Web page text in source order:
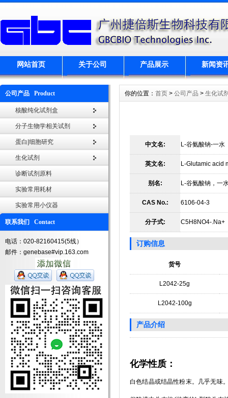
网站首页 关于公司 产品展示 新闻资
公司产品 Product
核酸纯化试剂盒
分子生物学相关试剂
蛋白|细胞研究
生化试剂
诊断试剂原料
实验常用耗材
实验常用小仪器
联系我们 Contact
电话：020-82160415(5线）
邮件：genebase#vip.163.com
你的位置： 首页 > 公司产品 > 生化试
中文名: L-谷氨酸钠-一水
英文名: L-Glutamic acid
别名: L-谷氨酸钠，一
CAS No.: 6106-04-3
分子式: C5H8NO4-.Na+
订购信息
货号
L2042-25g
L2042-100g
产品介绍
化学性质：
白色结晶或结晶性粉末。几乎无味